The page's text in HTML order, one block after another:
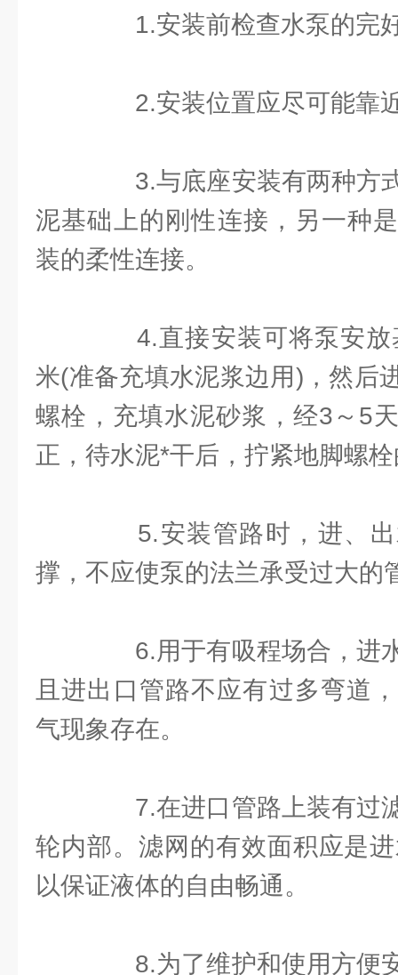
1.安装前检查水泵的完
2.安装位置应尽可能靠
3.与底座安装有两种方
泥基础上的刚性连接，另一种
装的柔性连接。
4.直接安装可将泵安放
米(准备充填水泥浆边用)，然后
螺栓，充填水泥砂浆，经3～5
正，待水泥*干后，拧紧地脚螺
5.安装管路时，进、出
撑，不应使泵的法兰承受过大的
6.用于有吸程场合，进
且进出口管路不应有过多弯道
气现象存在。
7.在进口管路上装有过
轮内部。滤网的有效面积应是
以保证液体的自由畅通。
8.为了维护和使用方便